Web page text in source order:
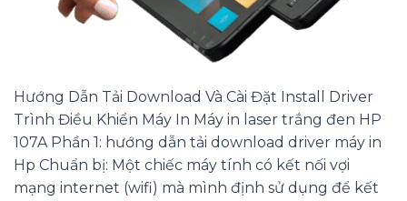
Hướng Dẫn Tải Download Và Cài Đặt Install Driver
Trình Điều Khiển Máy In Máy in laser trắng đen HP
107A Phần 1: hướng dẫn tải download driver máy in
Hp Chuẩn bị: Một chiếc máy tính có kết nối vợi
mạng internet (wifi) mà mình định sử dụng để kết